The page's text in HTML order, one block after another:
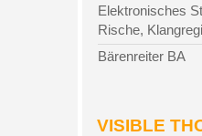
Elektronisches
Rische,
Bärenreiter BA
VISIBLE